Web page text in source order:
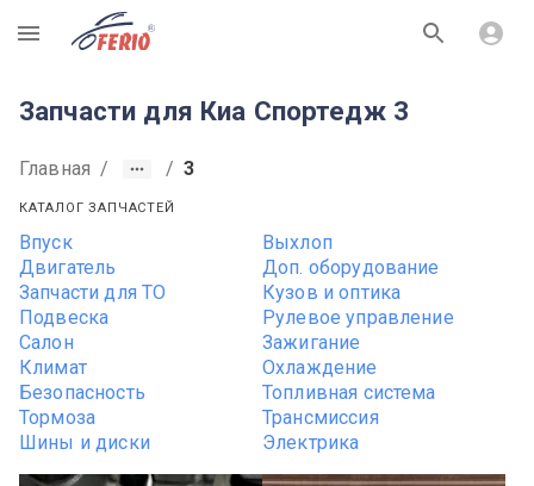
R
Запчасти для Киа Cпортедж 3
Главная / / 3
КАТАЛОГ ЗАПЧАСТЕЙ
Впуск
Выхлоп
Двигатель
Доп. оборудование
Запчасти для ТО
Кузов и оптика
Подвеска
Рулевое управление
Салон
Зажигание
Климат
Охлаждение
Безопасность
Топливная система
Тормоза
Трансмиссия
Шины и диски
Электрика